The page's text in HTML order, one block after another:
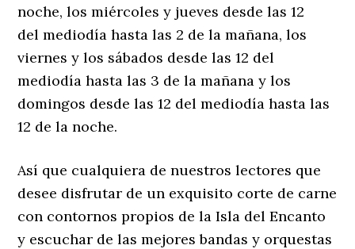
noche, los miércoles y jueves desde las 12
del mediodía hasta las 2 de la mañana, los
viernes y los sábados desde las 12 del
mediodía hasta las 3 de la mañana y los
domingos desde las 12 del mediodía hasta las
12 de la noche.
Así que cualquiera de nuestros lectores que
desee disfrutar de un exquisito corte de carne
con contornos propios de la Isla del Encanto
y escuchar de las mejores bandas y orquestas